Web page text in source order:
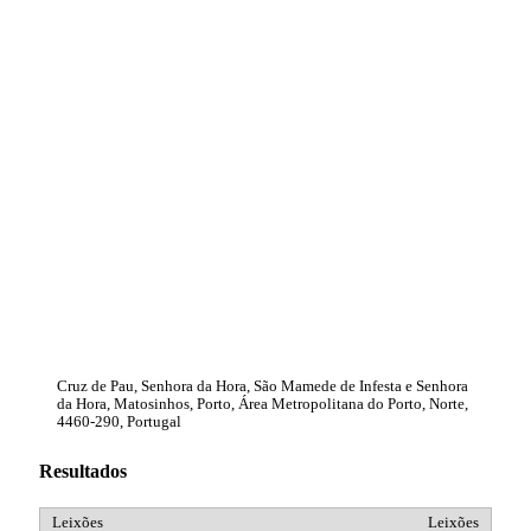
Cruz de Pau, Senhora da Hora, São Mamede de Infesta e Senhora
da Hora, Matosinhos, Porto, Área Metropolitana do Porto, Norte,
4460-290, Portugal
Resultados
Leixões